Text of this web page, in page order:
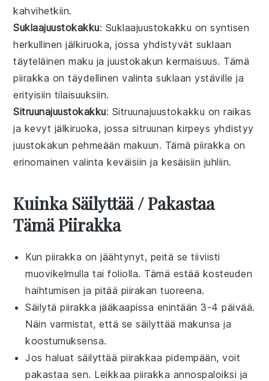
kahvihetkiin.
Suklaajuustokakku: Suklaajuustokakku on syntisen
herkullinenjälkiruoka, jossa yhdistyvät suklaan
täyteläinen maku jajuustokakun kermaisuus. Tämä
piirakka on täydellinen valinta suklaan ystäville ja
erityisiin tilaisuuksiin.
Sitruunajuustokakku: Sitruunajuustokakku on raikas
ja kevyt jälkiruoka, jossa sitruunan kirpeys yhdistyy
juustokakun pehmeään makuun. Tämäpiirakka on
erinomainen valinta keväisiin ja kesäisiin juhliin.
Kuinka Säilyttää / Pakastaa
Tämä Piirakka
Kun piirakka on jäähtynyt, peitä se tiiviisti
muovikelmulla taifoliolla. Tämä estää kosteuden
haihtumisen ja pitää piirakan tuoreena.
Säilytä piirakka jääkaapissa enintään 3-4 päivää.
Näin varmistat, että se säilyttää makunsa ja
koostumuksensa.
Jos haluat säilyttää piirakkaa pidempään, voit
pakastaa sen. Leikkaa piirakka annospaloiksi ja